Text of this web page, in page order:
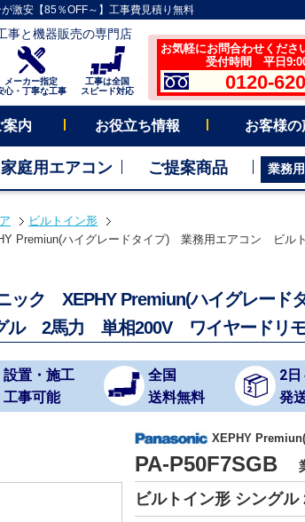
激安【85％OFF～】工事費見積り無料
事と機器販売の専門店
メーカー指定
心・丁寧な工事
工事は全国
スピード対応
お気軽にお問合わせくださ
受付時間 平日
0120-
案内 お役立ち情報 お客様の
家庭用エアコン ご提案商品 業務
ビルトイン形
Premiun(ハイグレードタイプ) 業務用エアコン ビル
ック XEPHY Premiun(ハイグレード
ル 2馬力 単相200V ワイヤードリ
設置・施工
工事可能
全国
送料無料
2日
発
XEPHY Premiun(
PA-P50F7SGB
ビルトイン形 シングル